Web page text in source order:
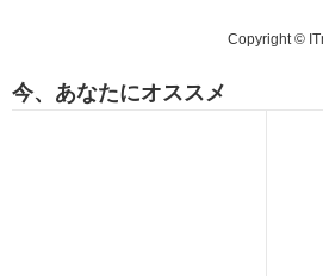
Copyright ©
今、あなたにオススメ